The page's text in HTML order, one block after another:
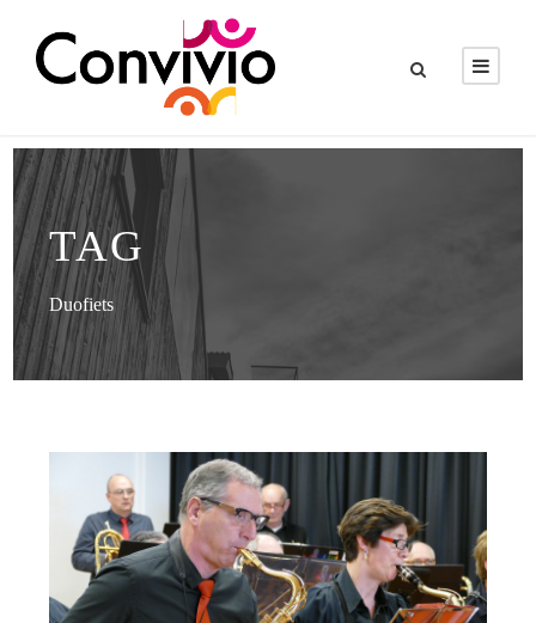
TAG
Duofiets